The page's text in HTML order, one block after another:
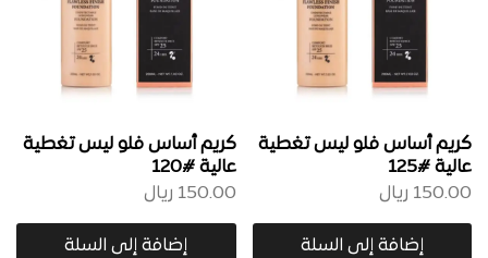
كريم أساس فلو ليس تغطية
عالية #125
150.00 ريال
إضافة إلى السلة
كريم أساس فلو ليس تغطية
عالية #120
150.00 ريال
إضافة إلى السلة